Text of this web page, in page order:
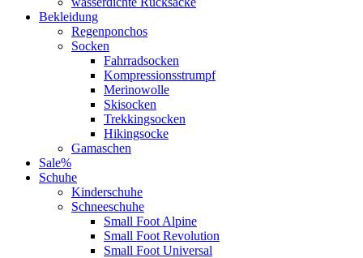
Bekleidung
Regenponchos
Socken
Fahrradsocken
Kompressionsstrumpf
Merinowolle
Skisocken
Trekkingsocken
Hikingsocke
Gamaschen
Sale%
Schuhe
Kinderschuhe
Schneeschuhe
Small Foot Alpine
Small Foot Revolution
Small Foot Universal